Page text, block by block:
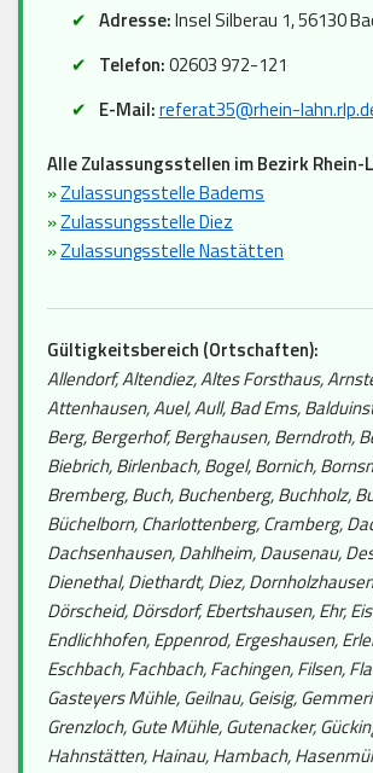
Adresse:Insel Silberau 1, 56130
Telefon:02603 972-121
E-Mail:referat35@rhein-
Alle Zulassungsstellen im Bezirk Rhein-
»Zulassungsstelle Badems
»Zulassungsstelle Diez
»Zulassungsstelle Nastätten
Gültigkeitsbereich (Ortschaften):
Allendorf, Altendiez, Altes Forsthaus,
Attenhausen, Auel, Aull, Bad Ems,
Berg, Bergerhof, Berghausen, Berndroth,
Biebrich, Birlenbach, Bogel, Bornich,
Bremberg, Buch, Buchenberg, Buchholz,
Büchelborn, Charlottenberg, Cramberg,
Dachsenhausen, Dahlheim, Dausenau,
Dienethal, Diethardt, Diez,
Dörscheid, Dörsdorf, Ebertshausen, Ehr,
Endlichhofen, Eppenrod, Ergeshausen,
Eschbach, Fachbach, Fachingen, Filsen,
Gasteyers Mühle, Geilnau, Geisig,
Grenzloch, Gute Mühle, Gutenacker,
Hahnstätten, Hainau, Hambach,